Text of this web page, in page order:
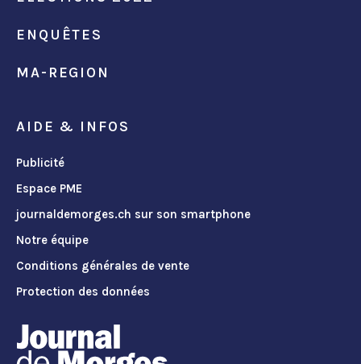
ENQUÊTES
MA-REGION
AIDE & INFOS
Publicité
Espace PME
journaldemorges.ch sur son smartphone
Notre équipe
Conditions générales de vente
Protection des données